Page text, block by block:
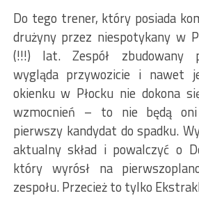
Do tego trener, który posiada
drużyny przez niespotykany w
(!!!) lat. Zespół zbudowany
wygląda przywozicie i nawet
okienku w Płocku nie dokona
wzmocnień – to nie będą
pierwszy kandydat do spadku.
aktualny skład i powalczyć o
który wyrósł na
zespołu. Przecież to tylko